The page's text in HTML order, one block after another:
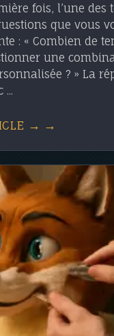
fois, l’une des
que vous
: « Combien de
une
? » La
...
→ →